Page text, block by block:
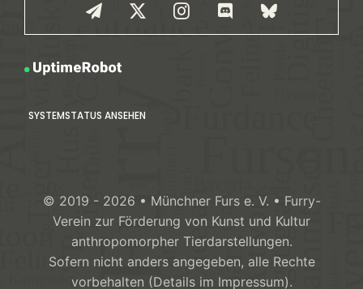
SYSTEMSTATUS ANSEHEN
© 2019 - 2026 • Münchner Furs e. V. • Furry-
Verein zur Förderung von Kunst und Kultur
anthropomorpher Tierdarstellungen.
Sofern nicht anders angegeben, alle Rechte
vorbehalten (Details im Impressum).